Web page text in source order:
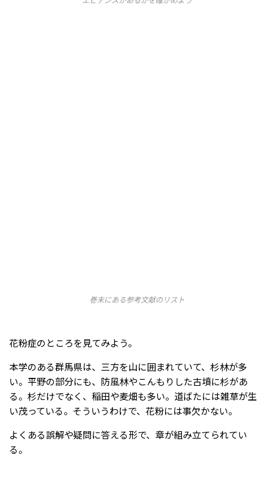
巻末にある参考文献のリスト
花粉症のところを見てみよう。
本学のある群馬県は、三方を山に囲まれていて、杉林が多
い。平野の部分にも、防風林やこんもりした古墳に杉があ
る。杉だけでなく、稲田や麦畑も多い。道ばたには雑草が生
い茂っている。そういうわけで、花粉には事欠かない。
よくある誤解や疑問に答える形で、章が組み立てられてい
る。